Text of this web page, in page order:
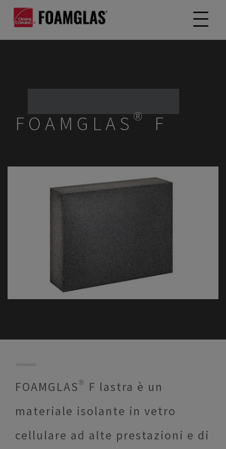
FOAMGLAS® F
FOAMGLAS® F lastra è un
materiale isolante in vetro
cellulare ad alte prestazioni e di